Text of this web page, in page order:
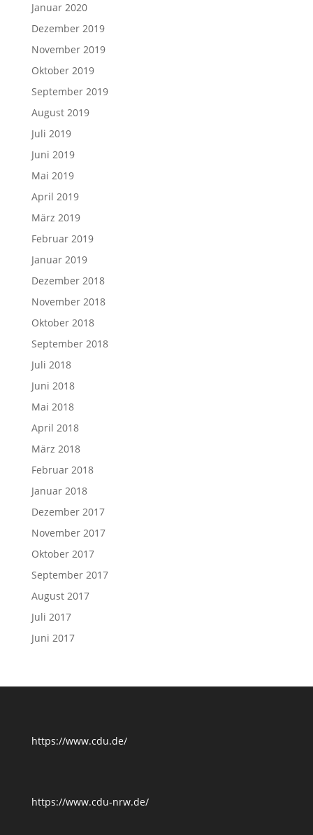
Januar 2020
Dezember 2019
November 2019
Oktober 2019
September 2019
August 2019
Juli 2019
Juni 2019
Mai 2019
April 2019
März 2019
Februar 2019
Januar 2019
Dezember 2018
November 2018
Oktober 2018
September 2018
Juli 2018
Juni 2018
Mai 2018
April 2018
März 2018
Februar 2018
Januar 2018
Dezember 2017
November 2017
Oktober 2017
September 2017
August 2017
Juli 2017
Juni 2017
https://www.cdu.de/
https://www.cdu-nrw.de/